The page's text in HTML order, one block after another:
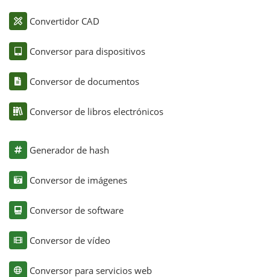
Convertidor CAD
Conversor para dispositivos
Conversor de documentos
Conversor de libros electrónicos
Generador de hash
Conversor de imágenes
Conversor de software
Conversor de vídeo
Conversor para servicios web